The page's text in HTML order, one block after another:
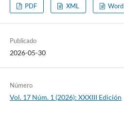
PDF XML Word
Publicado
2026-05-30
Número
Vol. 17 Núm. 1 (2026): XXXIII Edición